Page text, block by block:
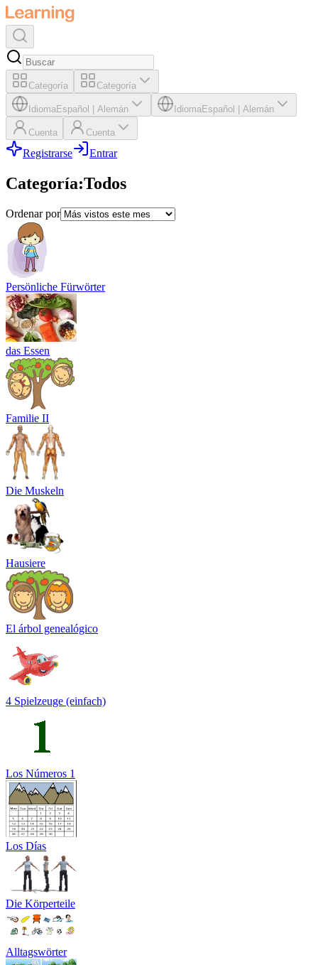
Categoría Categoría
IdiomaEspañol Alemán IdiomaEspañol Alemán
Cuenta Cuenta
Registrarse Entrar
Categoría:Todos
Ordenar por
Persönliche Fürwörter
das Essen
Familie II
Die Muskeln
Hausiere
El árbol genealógico
4 Spielzeuge (einfach)
Los Números 1
Los Días
Die Körperteile
Alltagswörter